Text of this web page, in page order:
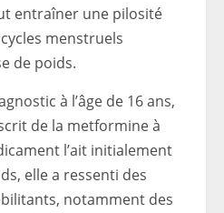
entraîner une pilosité
menstruels
de poids.
à l’âge de 16 ans,
de la metformine à
l’ait initialement
elle a ressenti des
notamment des